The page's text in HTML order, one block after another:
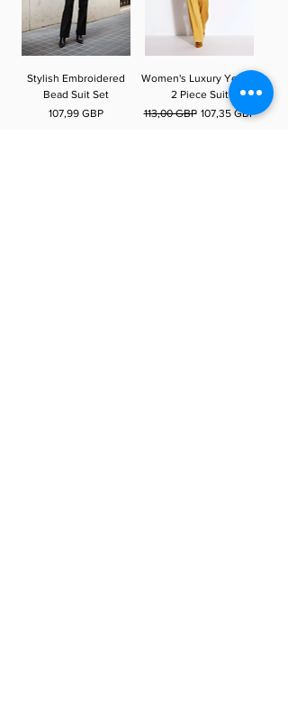
Stylish Embroidered
Bead Suit Set
Preț
107,99 GBP
Women's Luxury Yellow
2 Piece Suit
Preț normal
113,00 GBP Preț redus
107,35 GBP